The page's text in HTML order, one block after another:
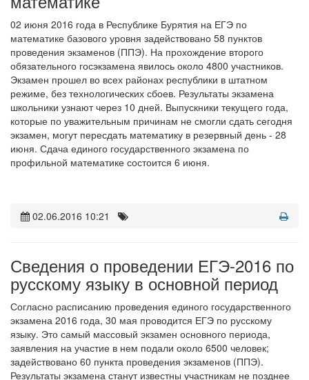
02 июня 2016 года в Республике Бурятия на ЕГЭ по
математике базового уровня задействовано 58 пунктов
проведения экзаменов (ППЭ). На прохождение второго
обязательного госэкзамена явилось около 4800 участников.
Экзамен прошел во всех районах республики в штатном
режиме, без технологических сбоев. Результаты экзамена
школьники узнают через 10 дней. Выпускники текущего года,
которые по уважительным причинам не смогли сдать сегодня
экзамен, могут пересдать математику в резервный день - 28
июня. Сдача единого государственного экзамена по
профильной математике состоится 6 июня.
02.06.2016 10:21
Сведения о проведении ЕГЭ-2016 по
русскому языку в основной период
Согласно расписанию проведения единого государственного
экзамена 2016 года, 30 мая проводится ЕГЭ по русскому
языку. Это самый массовый экзамен основного периода,
заявления на участие в нем подали около 6500 человек;
задействовано 60 пункта проведения экзаменов (ППЭ).
Результаты экзамена станут известны участникам не позднее